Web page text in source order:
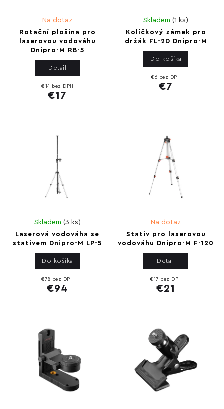
Rotační plošina pro
laserovou vodováhu
Dnipro-M RB-5
Na dotaz
€14 bez DPH
€17
Detail
Kolíčkový zámek pro
držák FL-2D Dnipro-M
Skladem(1 ks)
€6 bez DPH
€7
Do košíka
Laserová vodováha se
stativem Dnipro-M LP-5
Skladem (3 ks)
€78 bez DPH
€94
Do košíka
Stativ pro laserovou
vodováhu Dnipro-M F-120
Na dotaz
€17 bez DPH
€21
Detail